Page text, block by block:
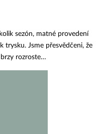
sezón, matné provedení
trysku. Jsme přesvědčeni, že
rozroste…